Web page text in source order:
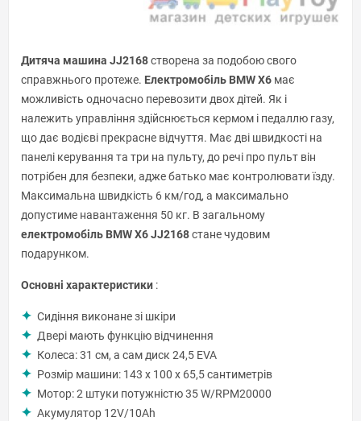
Дитяча машина JJ2168створена за подобою свого
справжнього протеже. Електромобіль BMW X6 має
можливість одночасно перевозити двох дітей. Як і
належить управління здійснюється кермом і педаллю газу,
що дає водієві прекрасне відчуття. Має дві швидкості на
панелі керування та три на пульту, до речі про пульт він
потрібен для безпеки, адже батько має контролювати їзду.
Максимальна швидкість 6 км/год, а максимально
допустиме навантаження 50 кг. В загальному
електромобіль BMW X6 JJ2168стане чудовим
подарунком.
Основні характеристики :
Сидіння виконане зі шкіри
Двері мають функцію відчинення
Колеса: 31 см, а сам диск 24,5 EVA
Розмір машини: 143 x 100 x 65,5 сантиметрів
Мотор: 2 штуки потужністю 35 W/RPM20000
Акумулятор 12V/10Ah